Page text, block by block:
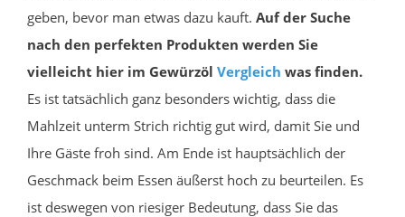
geben, bevor man etwas dazu kauft. Auf der Suche
nach den perfekten Produkten werden Sie
vielleicht hier im Gewürzöl Vergleich was finden.
Es ist tatsächlich ganz besonders wichtig, dass die
Mahlzeit unterm Strich richtig gut wird, damit Sie und
Ihre Gäste froh sind. Am Ende ist hauptsächlich der
Geschmack beim Essen äußerst hoch zu beurteilen. Es
ist deswegen von riesiger Bedeutung, dass Sie das